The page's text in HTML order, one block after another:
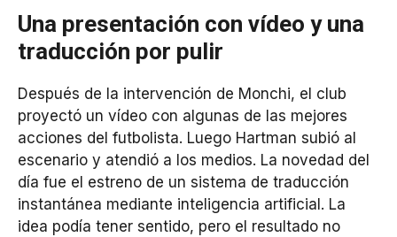
Una presentación con vídeo y una
traducción por pulir
Después de la intervención de Monchi, el club
proyectó un vídeo con algunas de las mejores
acciones del futbolista. Luego Hartman subió al
escenario y atendió a los medios. La novedad del
día fue el estreno de un sistema de traducción
instantánea mediante inteligencia artificial. La
idea podía tener sentido, pero el resultado no